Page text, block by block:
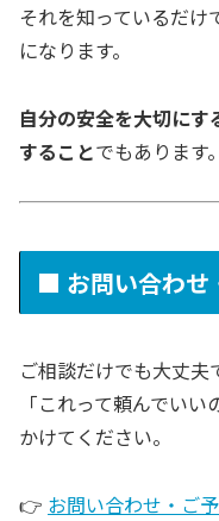
それを知っているだ
になります。
自分の安全を大切に
することでもあります。
■ お問い合わせ
ご相談だけでも大丈夫
「これって頼んでい
かけてください。
👉 お問い合わせ・ご